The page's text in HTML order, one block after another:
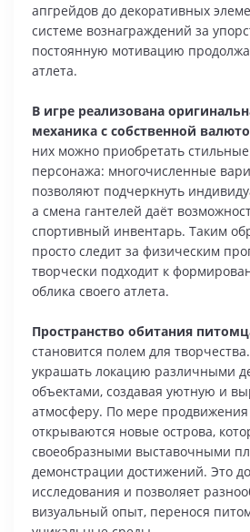
апгрейдов до декоративных
системе вознаграждений за
постоянную мотивацию
атлета.
В игре реализована
механика с собственной
них можно приобретать
персонажа: многочисленные
позволяют подчеркнуть
а смена гантелей даёт
спортивный инвентарь. Таким
просто следит за физическим
творчески подходит к
облика своего атлета.
Пространство обитания
становится полем для
украшать локацию различными
объектами, создавая уютную и
атмосферу. По мере продвижения
открываются новые острова,
своеобразными выставочными
демонстрации достижений. Это
исследования и позволяет
визуальный опыт, перенося